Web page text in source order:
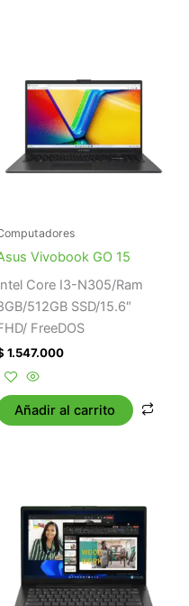
Vivobook GO 15
Core I3-N305/Ram
512GB SSD/15.6″
FreeDOS
1.547.000
Añadir al carrito